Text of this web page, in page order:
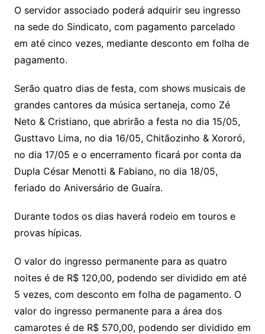
O servidor associado poderá adquirir seu ingresso
na sede do Sindicato, com pagamento parcelado
em até cinco vezes, mediante desconto em folha de
pagamento.
Serão quatro dias de festa, com shows musicais de
grandes cantores da música sertaneja, como Zé
Neto & Cristiano, que abrirão a festa no dia 15/05,
Gusttavo Lima, no dia 16/05, Chitãozinho & Xororó,
no dia 17/05 e o encerramento ficará por conta da
Dupla César Menotti & Fabiano, no dia 18/05,
feriado do Aniversário de Guaíra.
Durante todos os dias haverá rodeio em touros e
provas hípicas.
O valor do ingresso permanente para as quatro
noites é de R$ 120,00, podendo ser dividido em até
5 vezes, com desconto em folha de pagamento. O
valor do ingresso permanente para a área dos
camarotes é de R$ 570,00, podendo ser dividido em